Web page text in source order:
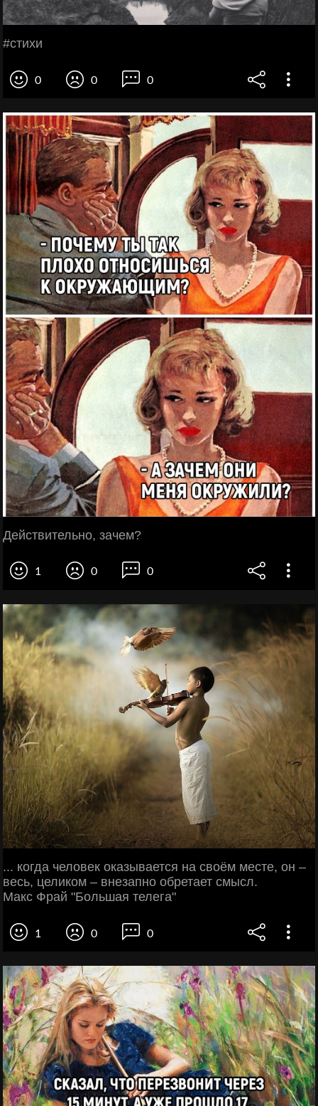
#стихи
0 0 0
Действительно, зачем?
1 0 0
... когда человек оказывается на своём месте, он –
весь, целиком – внезапно обретает смысл.
Макс Фрай "Большая телега"
1 0 0